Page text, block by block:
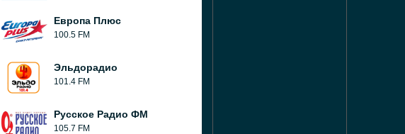
Европа Плюс
100.5 FM
Эльдорадио
101.4 FM
Русское Радио ФМ
105.7 FM